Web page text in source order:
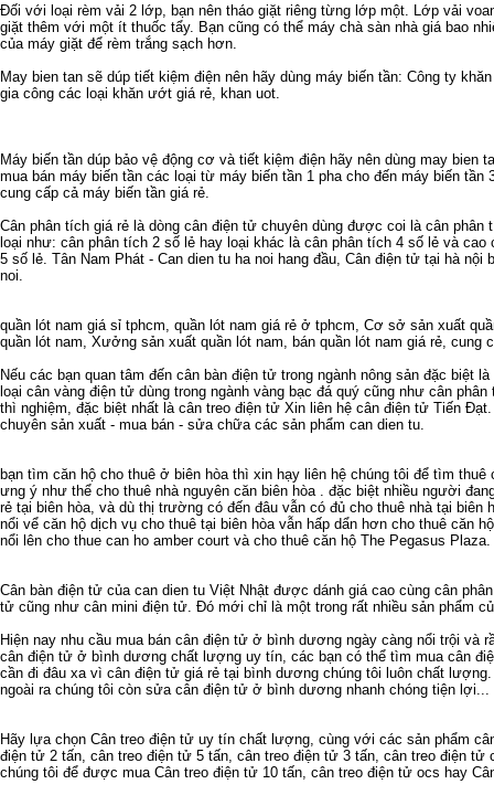
Đối với loại rèm vải 2 lớp, bạn nên tháo giặt riêng từng lớp một. Lớp vải
giặt thêm với một ít thuốc tẩy. Bạn cũng có thể máy chà sàn nhà giá bao
của máy giặt để rèm trắng sạch hơn.
May bien tan sẽ dúp tiết kiệm điện nên hãy dùng máy biến tần: Công ty
gia công các loại khăn ướt giá rẻ khan uot
Máy biến tần dúp bảo vệ động cơ và tiết kiệm điện hãy nên dùng may bien
mua bán máy biến tần các loại từ máy biến tần 1 pha cho đến máy biến tần
cung cấp cả máy biến tần giá rẻ
Cân phân tích giá rẻ là dòng cân điện tử chuyên dùng được coi là cân phân
loại như: cân phân tích 2 số lẻ hay loại khác là cân phân tích 4 số lẻ và cao
5 số lẻ . Tân Nam Phát - Can dien tu ha noi hang đầu, Cân điện tử tại hà nội
noi
quần lót nam giá sỉ tphcm quần lót nam giá rẻ ở tphcm Cơ sở sản xuất
quần lót nam Xưởng sản xuất quần lót nam bán quần lót nam giá rẻ cung
Nếu các bạn quan tâm đến cân bàn điện tử trong ngành nông sản đặc biệt là
loại cân vàng điện tử dùng trong ngành vàng bạc đá quý cũng như cân phân
thì nghiệm, đặc biệt nhất là cân treo điện tử Xin liên hệ cân điện tử Tiến
chuyên sản xuất - mua bán - sửa chữa các sản phẩm can dien tu
bạn tìm căn hộ cho thuê ở biên hòa thì xin hạy liên hệ chúng tôi để tìm thuê
ưng ý như thể cho thuê nhà nguyên căn biên hòa . đặc biệt nhiều người
rẻ tại biên hòa , và dù thị trường có đến đâu vẫn có đủ cho thuê nhà tại biên
nổi vể căn hộ dịch vụ cho thuê tại biên hòa vẫn hấp dẩn hơn cho thuê căn
nổi lên cho thue can ho amber court và cho thuê căn hộ The Pegasus Plaza
Cân bàn điện tử của can dien tu Việt Nhật được dánh giá cao cùng cân
tử cũng như cân mini điện tử . Đó mới chỉ là một trong rất nhiều sản phẩm
Hiện nay nhu cầu mua bán cân điện tử ở bình dương ngày càng nổi trội và
cân điện tử ở bình dương chất lượng uy tín, các bạn có thể tìm mua cân
cần đi đâu xa vì cân điện tử giá rẻ tại bình dương chúng tôi luôn chất
ngoài ra chúng tôi còn sửa cân điện tử ở bình dương nhanh chóng tiện lợi...
Hãy lựa chọn Cân treo điện tử uy tín chất lượng, cùng với các sản phẩm
điện tử 2 tấn cân treo điện tử 5 tấn cân treo điện tử 3 tấn cân treo điện tử
chúng tôi để được mua Cân treo điện tử 10 tấn cân treo điện tử ocs hay